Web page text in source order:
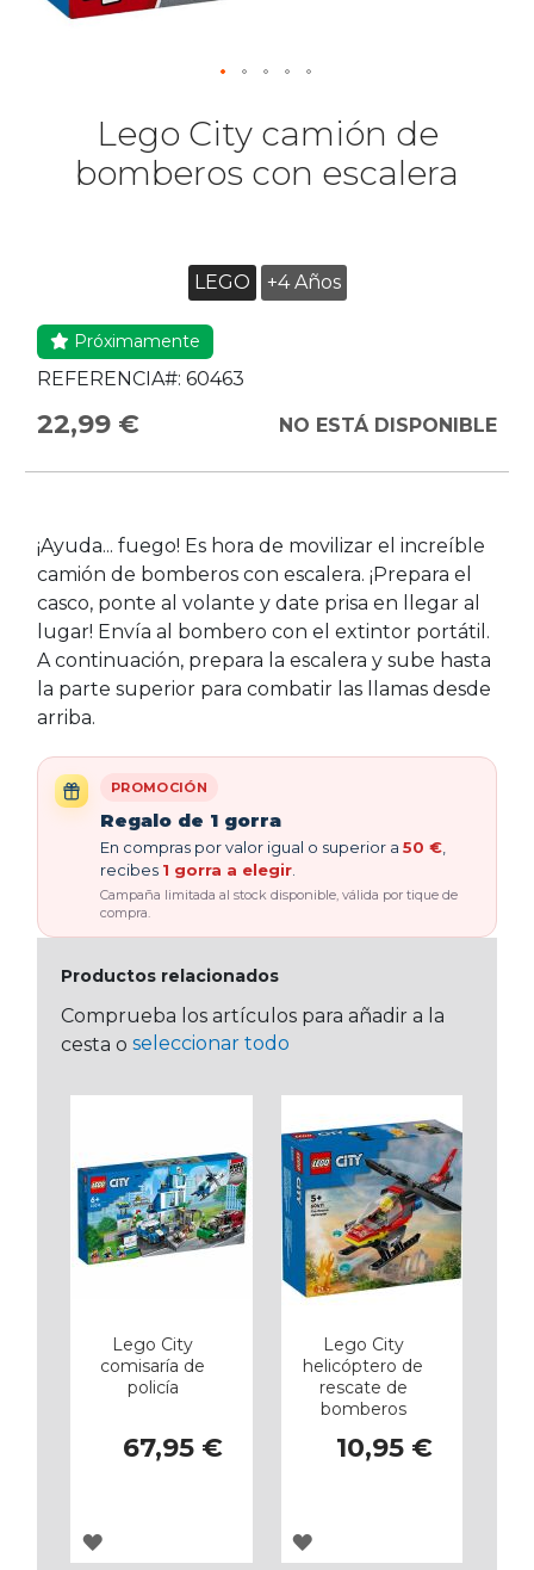
Lego City camión de
bomberos con escalera
LEGO +4 Años
Próximamente
REFERENCIA#: 60463
22,99 € NO ESTÁ DISPONIBLE
¡Ayuda... fuego! Es hora de movilizar el increíble
camión de bomberos con escalera. ¡Prepara el
casco, ponte al volante y date prisa en llegar al
lugar! Envía al bombero con el extintor portátil.
A continuación, prepara la escalera y sube hasta
la parte superior para combatir las llamas desde
arriba.
PROMOCIÓN
Regalo de 1 gorra
En compras por valor igual o superior a 50 €
recibes 1 gorra a elegir
Campaña limitada al stock disponible, válida por tique de
compra.
Productos relacionados
Comprueba los artículos para añadir a la
cesta o seleccionar todo
Lego City
comisaría de
policía
67,95 €
AGREGAR
Lego City
helicóptero de
rescate de
bomberos
10,95 €
AGREGAR